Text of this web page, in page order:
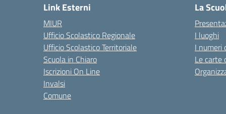
Link Esterni
MIUR
Ufficio Scolastico Regionale
Ufficio Scolastico Territoriale
Scuola in Chiaro
Iscrizioni On Line
Invalsi
Comune
La
I luoghi
I numeri
Le carte